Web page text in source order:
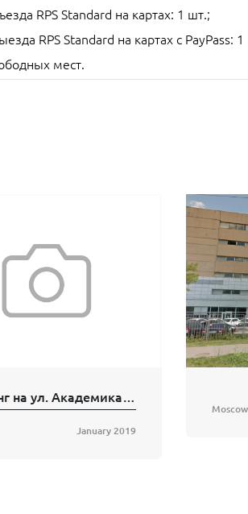
RPS Standard на картах: 1 шт.;
RPS Standard на картах с PayPass:
мест.
Паркинг на ул. Академика Пилюгина
January 2019
Moscow